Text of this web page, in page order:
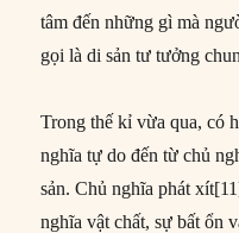
tâm đến những gì mà
gọi là di sản tư tưởng
Trong thế kỉ vừa qua, có
nghĩa tự do đến từ chủ
sản. Chủ nghĩa phát
nghĩa vật chất, sự bất ổn